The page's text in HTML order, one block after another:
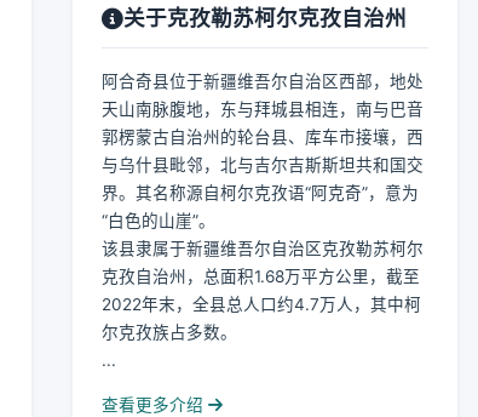
关于克孜勒苏柯尔克孜自治州
阿合奇县位于新疆维吾尔自治区西部，地处
天山南脉腹地，东与拜城县相连，南与巴音
郭楞蒙古自治州的轮台县、库车市接壤，西
与乌什县毗邻，北与吉尔吉斯斯坦共和国交
界。其名称源自柯尔克孜语“阿克奇”，意为
“白色的山崖”。
该县隶属于新疆维吾尔自治区克孜勒苏柯尔
克孜自治州，总面积1.68万平方公里，截至
2022年末，全县总人口约4.7万人，其中柯
尔克孜族占多数。
...
查看更多介绍